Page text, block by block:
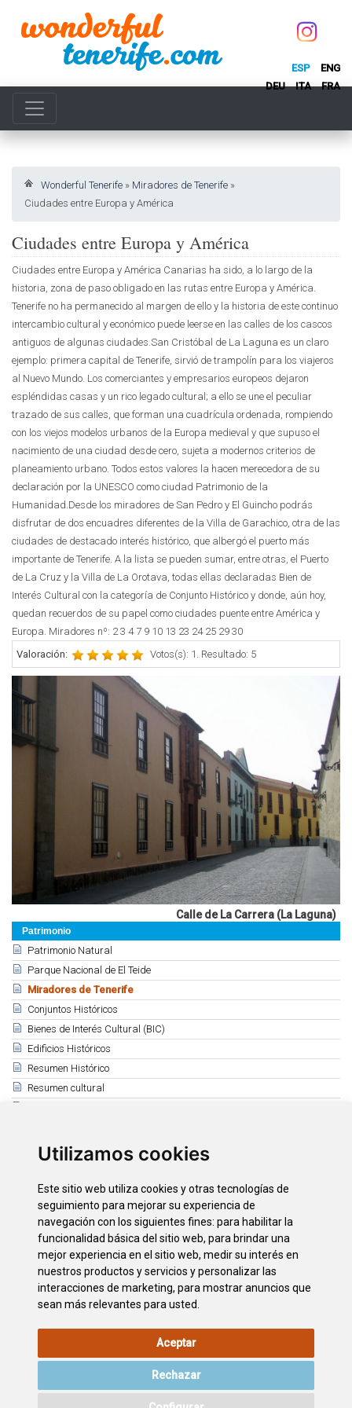
Utilizamos cookies
Este sitio web utiliza cookies y otras tecnologías de
seguimiento para mejorar su experiencia de
navegación con los siguientes fines: para habilitar la
funcionalidad básica del sitio web, para brindar una
mejor experiencia en el sitio web, medir su interés en
nuestros productos y servicios y personalizar las
interacciones de marketing, para mostrar anuncios que
sean más relevantes para usted
Aceptar
Rechazar
ESP
ENG
DEU
ITA FRA
Wonderful Tenerife » Miradores de Tenerife »
Ciudades entre Europa y América
Patrimonio
Patrimonio Natural
Parque Nacional de El Teide
Miradores de Tenerife
Conjuntos Históricos
Bienes de Interés Cultural (BIC)
Edificios Históricos
Resumen Histórico
Resumen cultural
Miradores
Pueblos, caseríos y medianías agrícolas
Ciudades entre Europa y América
La costa, entre playas y acantilados
Bosques bajo la niebla, bosques bajo el sol
Barrancos valles y macizos antiguos, la huella de la erosión
Ciudades entre Europa y América
Ciudades entre Europa y América Canarias ha sido, a lo largo de la
historia, zona de paso obligado en las rutas entre Europa y América.
Tenerife no ha permanecido al margen de ello y la historia de este continuo
intercambio cultural y económico puede leerse en las calles de los cascos
antiguos de algunas ciudades.San Cristóbal de La Laguna es un claro
ejemplo: primera capital de Tenerife, sirvió de trampolín para los viajeros
al Nuevo Mundo. Los comerciantes y empresarios europeos dejaron
espléndidas casas y un rico legado cultural; a ello se une el peculiar
trazado de sus calles, que forman una cuadrícula ordenada, rompiendo
con los viejos modelos urbanos de la Europa medieval y que supuso el
nacimiento de una ciudad desde cero, sujeta a modernos criterios de
planeamiento urbano. Todos estos valores la hacen merecedora de su
declaración por la UNESCO como ciudad Patrimonio de la
Humanidad.Desde los miradores de San Pedro y El Guincho podrás
disfrutar de dos encuadres diferentes de la Villa de Garachico, otra de las
ciudades de destacado interés histórico, que albergó el puerto más
importante de Tenerife. A la lista se pueden sumar, entre otras, el Puerto
de La Cruz y la Villa de La Orotava, todas ellas declaradas Bien de
Interés Cultural con la categoría de Conjunto Histórico y donde, aún hoy,
quedan recuerdos de su papel como ciudades puente entre América y
Europa. Miradores nº: 2 3 4 7 9 10 13 23 24 25 29 30
Valoración:
Votos(s): 1. Resultado: 5
Calle de La Carrera (La Laguna)
COOKIES
PRIVACIDAD
ACCESIBILIDAD CONTACTO